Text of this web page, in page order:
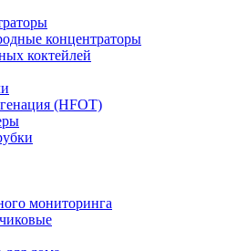
концентраторы
коктейлей
(HFOT)
мониторинга